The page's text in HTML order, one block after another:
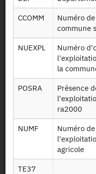
Identifiant persistant
Retour à la source
BatAvi :
Aviculture -
Autres produits :2008
CCOMM
Numéro de
commune
NUEXPL
Numéro d'ordre de
la
POSRA
Présence de
ra2000
NUMF
Numéro de fille de
agricole
TE37